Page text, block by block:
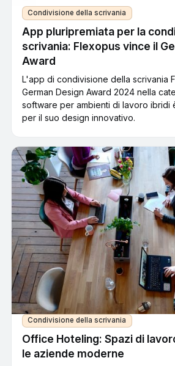
Condivisione della scrivania
App pluripremiata per la
scrivania: Flexopus vince il
Award
L'app di condivisione della scrivania
German Design Award 2024 nella
software per ambienti di lavoro ibridi
per il suo design innovativo.
Condivisione della scrivania
Office Hoteling: Spazi di
le aziende moderne